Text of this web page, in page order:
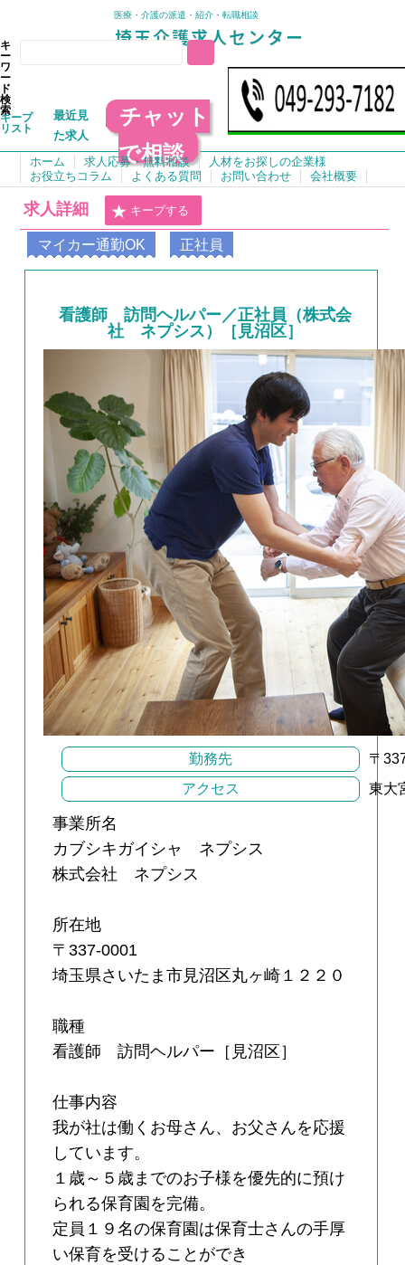
医療・介護の派遣・紹介・転職相談
キ
ー
ワ
ー
ド
検
索
キープ
リスト
最近見
た求人
チャット
で相談
ホーム 求人応募・無料相談
人材をお探しの企業様
お役立ちコラム
よくある質問 お問い合わせ 会社概要
求人詳細 キープする
マイカー通勤OK 正社員
看護師 訪問ヘルパー／正社員（株式会
社 ネプシス）［見沼区］
勤務先
〒
アクセス
東大
事業所名
カブシキガイシャ ネプシス
株式会社 ネプシス
所在地
〒337-0001
埼玉県さいたま市見沼区丸ヶ崎１２２０
職種
看護師 訪問ヘルパー［見沼区］
仕事内容
我が社は働くお母さん、お父さんを応援
しています。
１歳～５歳までのお子様を優先的に預け
られる保育園を完備。
定員１９名の保育園は保育士さんの手厚
い保育を受けることができ